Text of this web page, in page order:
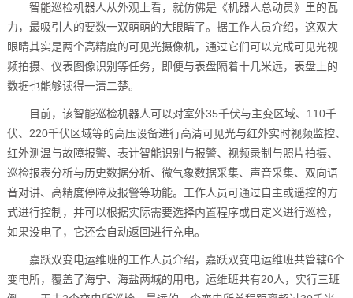
智能巡检机器人从外观上看，就仿佛是《机器人总动员》里的瓦
力，最吸引人的要数一双萌萌的大眼睛了。据工作人员介绍，这双大
眼睛其实是两个高精度的可见光摄像机，通过它们可以完成可见光视
频拍摄、仪表图像识别等任务，即便与表盘隔着十几米远，表盘上的
数据也能够读得一清二楚。
目前，该智能巡检机器人可以对室外35千伏与主变区域、110千
伏、220千伏区域等的高压设备进行高清可见光与红外实时视频监控、
红外测温与故障报警、表计智能识别与报警、视频录制与照片拍摄、
巡检报表分析与历史数据分析、微气象数据采集、声音采集、双向语
音对讲、高精度停障及报警等功能。工作人员可通过自主或遥控的方
式进行控制，并可以根据实际需要选择内置程序或自定义进行巡检，
如果没电了，它还会自动返回进行充电。
嘉跃双变电运维班的工作人员介绍，嘉跃双变电运维班共管辖6个
变电所，覆盖了海宁、海盐两城的用电，运维班共有20人，实行三班